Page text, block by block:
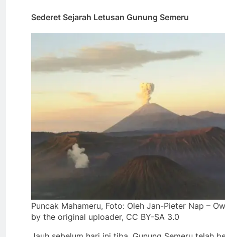
Sederet Sejarah Letusan Gunung Semeru
Puncak Mahameru, Foto: Oleh Jan-Pieter Nap –
by the original uploader, CC BY-SA 3.0